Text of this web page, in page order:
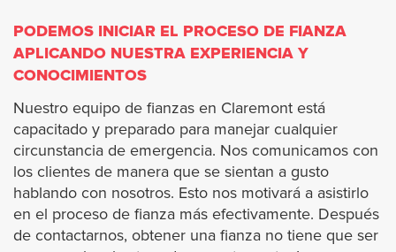
La Habra Heights
La Mirada
La Puente
La Verne
Lomita
PODEMOS INICIAR EL PROCESO DE FIANZA
APLICANDO NUESTRA EXPERIENCIA Y
CONOCIMIENTOS
Nuestro equipo de fianzas en Claremont está
capacitado y preparado para manejar cualquier
circunstancia de emergencia. Nos comunicamos con
los clientes de manera que se sientan a gusto
hablando con nosotros. Esto nos motivará a asistirlo
en el proceso de fianza más efectivamente. Después
de contactarnos, obtener una fianza no tiene que ser